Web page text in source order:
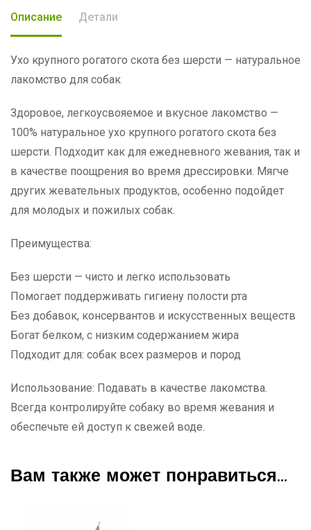
Описание Детали
Ухо крупного рогатого скота без шерсти — натуральное
лакомство для собак
Здоровое, легкоусвояемое и вкусное лакомство —
100% натуральное ухо крупного рогатого скота без
шерсти. Подходит как для ежедневного жевания, так и
в качестве поощрения во время дрессировки. Мягче
других жевательных продуктов, особенно подойдет
для молодых и пожилых собак.
Преимущества:
Без шерсти — чисто и легко использовать
Помогает поддерживать гигиену полости рта
Без добавок, консервантов и искусственных веществ
Богат белком, с низким содержанием жира
Подходит для: собак всех размеров и пород
Использование: Подавать в качестве лакомства.
Всегда контролируйте собаку во время жевания и
обеспечьте ей доступ к свежей воде.
Вам также может понравиться…